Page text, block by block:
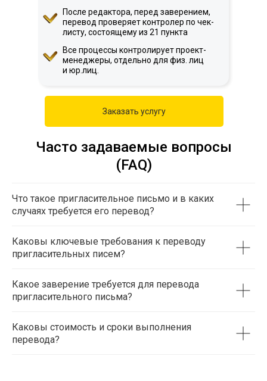
После редактора, перед заверением,
перевод проверяет контролер по чек-
листу, состоящему из 21 пункта
Все процессы контролирует проект-
менеджеры, отдельно для физ. лиц
и юр.лиц.
Заказать услугу
Часто задаваемые вопросы
(FAQ)
Что такое пригласительное письмо и в каких
случаях требуется его перевод?
Каковы ключевые требования к переводу
пригласительных писем?
Какое заверение требуется для перевода
пригласительного письма?
Каковы стоимость и сроки выполнения
перевода?